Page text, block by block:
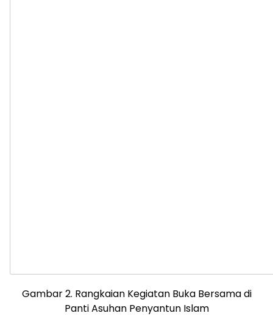
Gambar 2. Rangkaian Kegiatan Buka Bersama di
Panti Asuhan Penyantun Islam